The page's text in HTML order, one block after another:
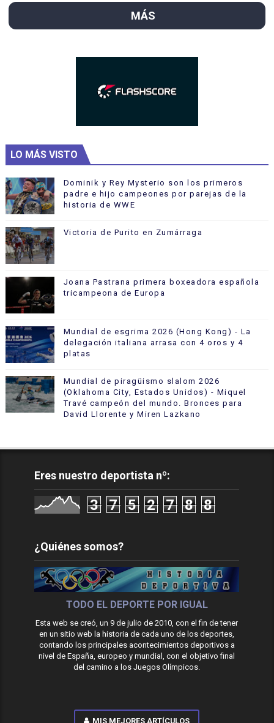
MÁS
LO MÁS VISTO
Dominik y Rey Mysterio son los primeros
padre e hijo campeones por parejas de la
historia de WWE
Victoria de Purito en Zumárraga
Joana Pastrana primera boxeadora española
tricampeona de Europa
Mundial de esgrima 2026 (Hong Kong) - La
delegación italiana arrasa con 4 oros y 4
platas
Mundial de piragüismo slalom 2026
(Oklahoma City, Estados Unidos) - Miquel
Travé campeón del mundo. Bronces para
David Llorente y Miren Lazkano
Eres nuestro deportista nº:
3 7 5 2 7 8 8
¿Quiénes somos?
TODO EL DEPORTE POR IGUAL
Esta web se creó, un 9 de julio de 2010, con el fin de tener
en un sitio web la historia de cada uno de los deportes,
contando los principales acontecimientos deportivos a
nivel de España, europeo y mundial, con el objetivo final
del camino a los Juegos Olímpicos.
MIS MEJORES ARTÍCULOS